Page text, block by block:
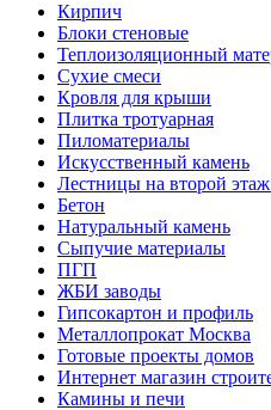
Кирпич
Блоки стеновые
Теплоизоляционный
Сухие смеси
Кровля для крыши
Плитка тротуарная
Пиломатериалы
Искусственный камень
Лестницы на второй
Бетон
Натуральный камень
Сыпучие материалы
ПГП
ЖБИ заводы
Гипсокартон и профиль
Металлопрокат Москва
Готовые проекты домов
Интернет магазин
Камины и печи